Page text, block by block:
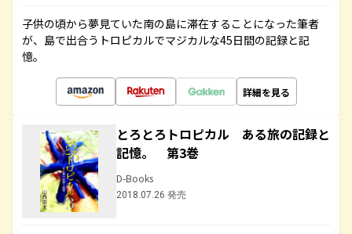
子供の頃から夢見ていた南の島に滞在することになった筆者
が、島で出合うトロピカルでマジカルな45日間の記録と記
憶。
詳細を見る
とろとろトロピカル ある旅の記録と
記憶。 第3巻
D-Books
2018.07.26 発売